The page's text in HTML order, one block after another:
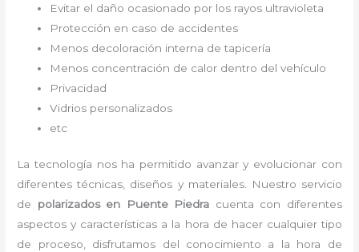
Evitar el daño ocasionado por los rayos ultravioleta
Protección en caso de accidentes
Menos decoloración interna de tapicería
Menos concentración de calor dentro del vehículo
Privacidad
Vidrios personalizados
etc
La tecnología nos ha permitido avanzar y evolucionar con
diferentes técnicas, diseños y materiales. Nuestro servicio
de polarizados en Puente Piedra cuenta con diferentes
aspectos y características a la hora de hacer cualquier tipo
de proceso, disfrutamos del conocimiento a la hora de